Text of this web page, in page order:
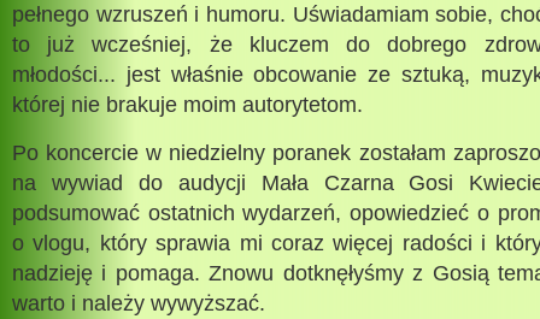
pełnego wzruszeń i humoru. Uświadamiam sobie,
to już wcześniej, że kluczem do dobrego
młodości... jest właśnie obcowanie ze sztuką,
której nie brakuje moim autorytetom.
Po koncercie w niedzielny poranek zostałam
na wywiad do audycji Mała Czarna Gosi
podsumować ostatnich wydarzeń, opowiedzieć o
o vlogu, który sprawia mi coraz więcej radości i
nadzieję i pomaga. Znowu dotknęłyśmy z Gosią
warto i należy wywyższać.